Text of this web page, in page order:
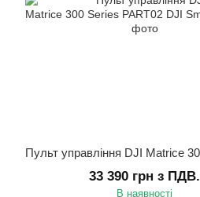
33 390 грн з ПДВ.
В наявності